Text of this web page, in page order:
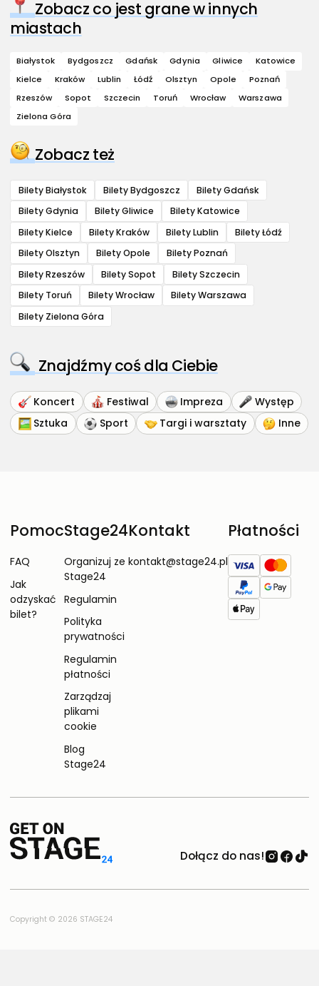
Zobacz co jest grane w innych
miastach
Białystok Bydgoszcz Gdańsk Gdynia Gliwice
Katowice
Kielce
Kraków Lublin Łódź Olsztyn Opole
Poznań
Rzeszów
Sopot Szczecin Toruń Wrocław
Warszawa
Zielona Góra
Zobacz też
Bilety Białystok Bilety Bydgoszcz
Bilety Gdańsk
Bilety Gdynia
Bilety Gliwice
Bilety Katowice
Bilety Kielce
Bilety Kraków Bilety Lublin
Bilety Łódź
Bilety Olsztyn
Bilety Opole
Bilety Poznań
Bilety Rzeszów
Bilety Sopot
Bilety Szczecin
Bilety Toruń
Bilety Wrocław
Bilety Warszawa
Bilety Zielona Góra
Znajdźmy coś dla Ciebie
Koncert Festiwal Impreza
Występ
Sztuka
Sport Targi i warsztaty Inne
Pomoc
FAQ
Jak
odzyskać
bilet?
Stage24
Organizuj ze
Stage24
Regulamin
Polityka
prywatności
Regulamin
płatności
Zarządzaj
plikami
cookie
Blog
Stage24
Kontakt
kontakt@stage24.pl
Płatności
Dołącz do nas!
Copyright © 2026 STAGE24